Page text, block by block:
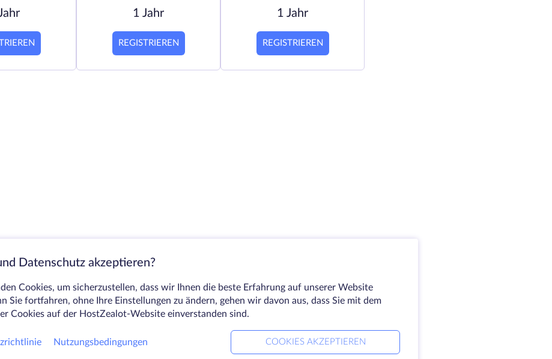
1 Jahr
REGISTRIEREN
1 Jahr
REGISTRIEREN
Datenschutz akzeptieren?
Cookies, um sicherzustellen, dass wir Ihnen die beste Erfahrung auf unserer Website
Sie fortfahren, ohne Ihre Einstellungen zu ändern, gehen wir davon aus, dass Sie mit dem
Cookies auf der HostZealot-Website einverstanden sind.
Nutzungsbedingungen COOKIES AKZEPTIEREN